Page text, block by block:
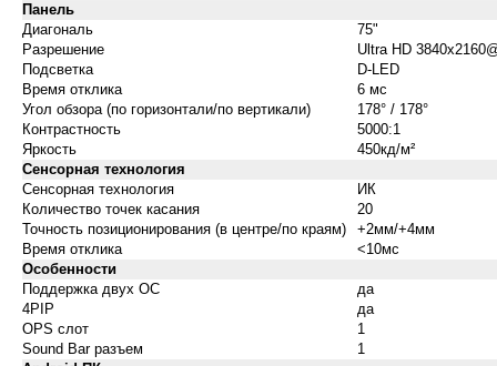
Панель
Диагональ
75"
Разрешение
Ultra HD
Подсветка
D-LED
Время отклика
6 мс
Угол обзора (по горизонтали/по вертикали)
178° / 178°
Контрастность
5000:1
Яркость
450кд/м²
Сенсорная технология
Сенсорная технология
ИК
Количество точек касания
20
Точность позиционирования (в центре/по краям)
+2мм/+4мм
Время отклика
<10мс
Особенности
Поддержка двух ОС
да
4PIP
да
OPS слот
1
Sound Bar разъем
1